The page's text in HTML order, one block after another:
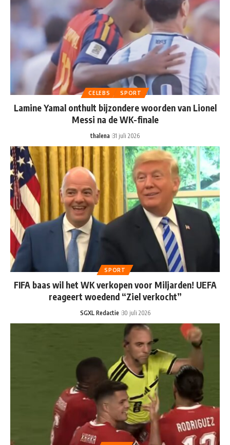
CELEBS SPORT
Lamine Yamal onthult bijzondere woorden van Lionel
Messi na de WK-finale
thalena 31 juli 2026
SPORT
FIFA baas wil het WK verkopen voor Miljarden! UEFA
reageert woedend “Ziel verkocht”
SGXL Redactie 30 juli 2026